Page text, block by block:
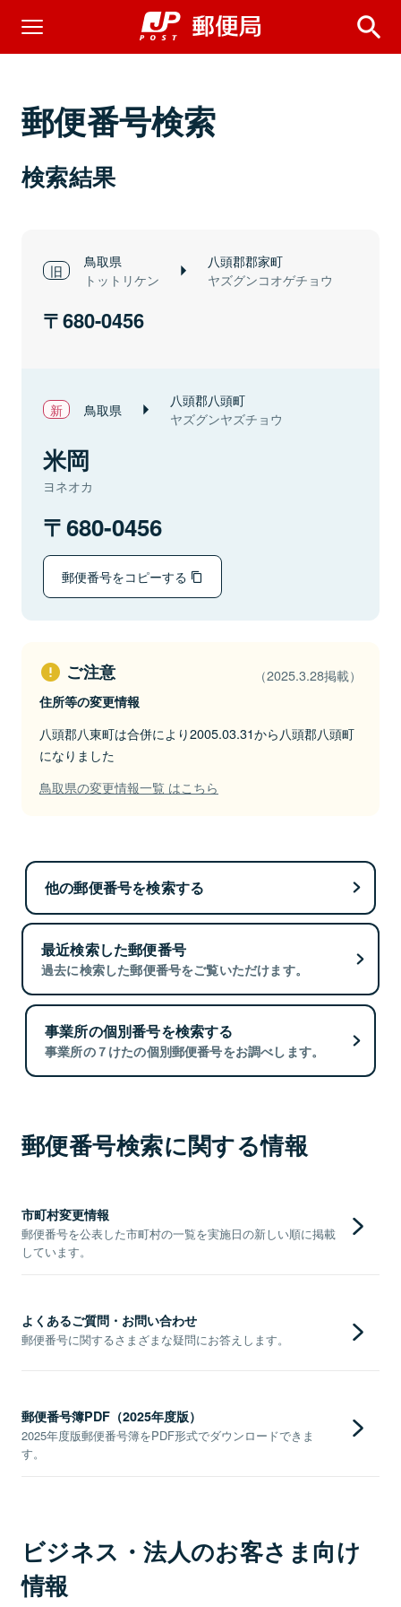
郵便番号検索
検索結果
鳥取県
トットリケン
八頭郡郡家町
ヤズグンコオゲチョウ
680-0456
鳥取県 八頭郡八頭町
ヤズグンヤズチョウ
米岡
ヨネオカ
680-0456
郵便番号をコピーする
ご注意 （2025.3.28掲載）
住所等の変更情報
八頭郡八東町は合併により2005.03.31から八頭郡八頭町
になりました
鳥取県の変更情報一覧 はこちら
他の郵便番号を検索する
最近検索した郵便番号
過去に検索した郵便番号をご覧いただけます。
事業所の個別番号を検索する
事業所の７けたの個別郵便番号をお調べします。
郵便番号検索に関する情報
市町村変更情報
郵便番号を公表した市町村の一覧を実施日の新しい順に掲載
しています。
よくあるご質問・お問い合わせ
郵便番号に関するさまざまな疑問にお答えします。
郵便番号簿PDF（2025年度版）
2025年度版郵便番号簿をPDF形式でダウンロードできま
す。
ビジネス・法人のお客さま向け
情報